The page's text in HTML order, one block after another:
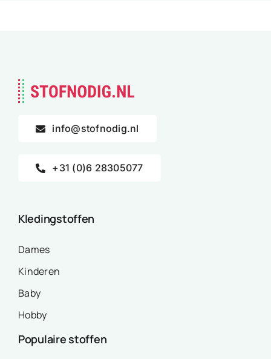
info@stofnodig.nl
+31 (0)6 28305077
Kledingstoffen
Dames
Kinderen
Baby
Hobby
Populaire stoffen